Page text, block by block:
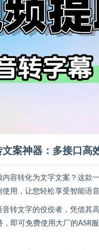
案神器：多接口高
内容转化为文字文案？这款
用，让您轻松享受智能语
音转文字的佼佼者，凭借其
，即可免费使用大厂的ASR